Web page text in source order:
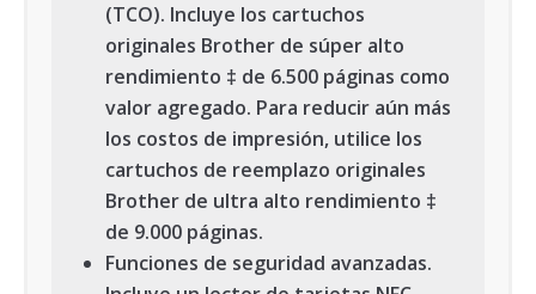
(TCO). Incluye los cartuchos
originales Brother de súper alto
rendimiento ‡ de 6.500 páginas como
valor agregado. Para reducir aún más
los costos de impresión, utilice los
cartuchos de reemplazo originales
Brother de ultra alto rendimiento ‡
de 9.000 páginas.
Funciones de seguridad avanzadas.